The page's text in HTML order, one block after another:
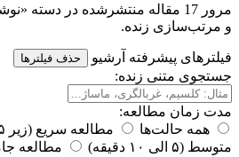
مرور 17 مقاله منتشرشده در دسته
و مرتب‌سازی زنده.
فیلترهای پیشرفته آرشیو حذف فیلترها
جستجوی متنی زنده:
مدت زمان مطالعه:
همه حالت‌ها
مطالعه سریع (زیر ۵ دقیقه)
متوسط (۵ الی ۱۰ دقیقه)